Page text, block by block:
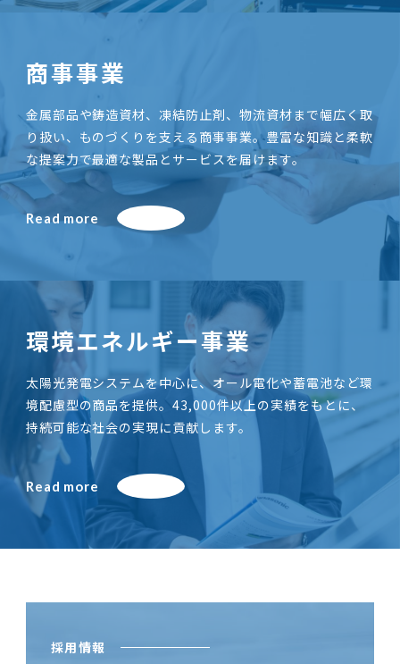
商事事業
金属部品や鋳造資材、凍結防止剤、物流資材まで幅広く取
り扱い、ものづくりを支える商事事業。豊富な知識と柔軟
な提案力で最適な製品とサービスを届けます。
Read more
環境エネルギー事業
太陽光発電システムを中心に、オール電化や蓄電池など環
境配慮型の商品を提供。43,000件以上の実績をもとに、
持続可能な社会の実現に貢献します。
Read more
採用情報